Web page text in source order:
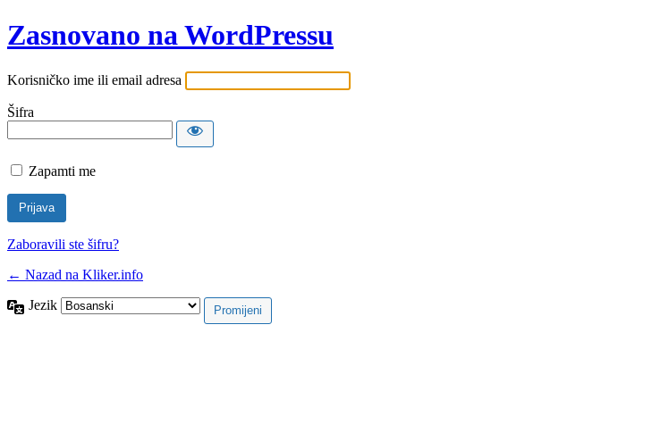
Zasnovano na WordPressu
Korisničko ime ili email adresa
Šifra
Zapamti me
Zaboravili ste šifru?
← Nazad na Kliker.info
Jezik